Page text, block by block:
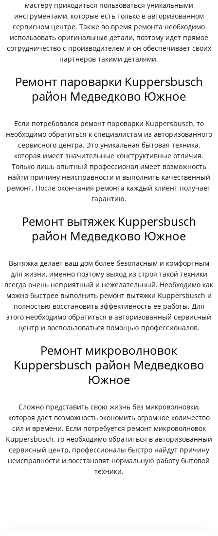
мастеру приходиться пользоваться уникальными
инструментами, которые есть только в авторизованном
сервисном центре. Также во время ремонта необходимо
использовать оригинальные детали, поэтому идет прямое
сотрудничество с производителем и он обеспечивает своих
партнеров такими деталями.
Ремонт пароварки Kuppersbusch
район Медведково Южное
Если потребовался ремонт пароварки Kuppersbusch, то
необходимо обратиться к специалистам из авторизованного
сервисного центра. Это уникальная бытовая техника,
которая имеет значительные конструктивные отличия.
Только лишь опытный профессионал имеет возможность
найти причину неисправности и выполнить качественный
ремонт. После окончания ремонта каждый клиент получает
гарантию.
Ремонт вытяжек Kuppersbusch
район Медведково Южное
Вытяжка делает ваш дом более безопасным и комфортным
для жизни, именно поэтому выход из строя такой техники
всегда очень неприятный и нежелательный. Необходимо как
можно быстрее выполнить ремонт вытяжки Kuppersbusch и
полностью восстановить эффективность ее работы. Для
этого необходимо обратиться в авторизованный сервисный
центр и воспользоваться помощью профессионалов.
Ремонт микроволновок
Kuppersbusch район Медведково
Южное
Сложно представить свою жизнь без микроволновки,
которая дает возможность экономить огромное количество
сил и времени. Если потребуется ремонт микроволновок
Kuppersbusch, то необходимо обратиться в авторизованный
сервисный центр, профессионалы быстро найдут причину
неисправности и восстановят нормальную работу бытовой
техники.